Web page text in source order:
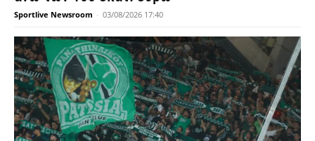
Sportlive Newsroom - 03/08/2026 17:40